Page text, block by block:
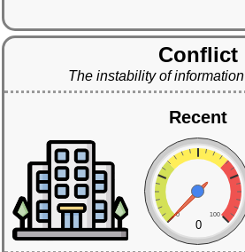
Conflict
The instability of information
Recent
0 100
0